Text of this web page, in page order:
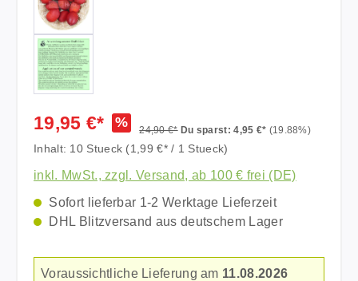
19,95 €* % 24,90 €* Du sparst: 4,95 €* (19.88%)
Inhalt: 10 Stueck (1,99 €* / 1 Stueck)
inkl. MwSt., zzgl. Versand, ab 100 € frei (DE)
Sofort lieferbar 1-2 Werktage Lieferzeit
DHL Blitzversand aus deutschem Lager
Voraussichtliche Lieferung am 11.08.2026